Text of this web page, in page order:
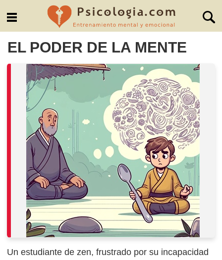
EL PODER DE LA MENTE
Un estudiante de zen, frustrado por su incapacidad